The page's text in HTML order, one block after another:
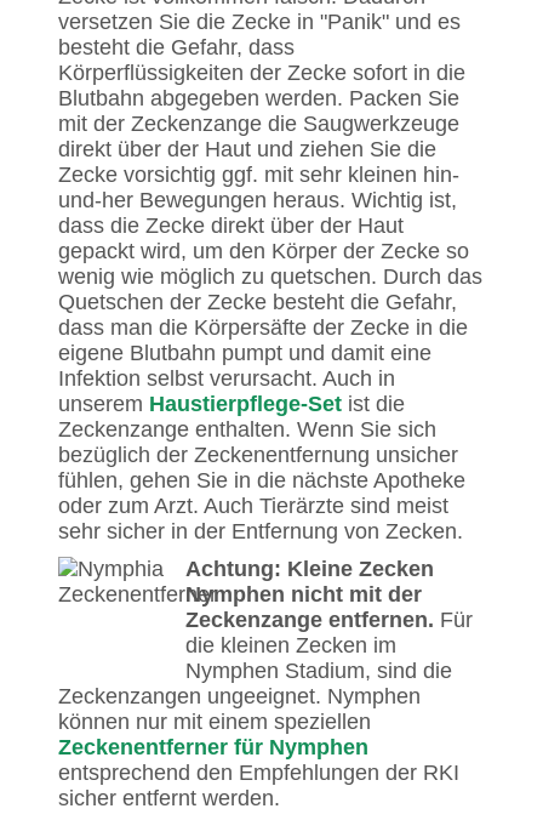
versetzen Sie die Zecke in "Panik" und es
besteht die Gefahr, dass
Körperflüssigkeiten der Zecke sofort in die
Blutbahn abgegeben werden. Packen Sie
mit der Zeckenzange die Saugwerkzeuge
direkt über der Haut und ziehen Sie die
Zecke vorsichtig ggf. mit sehr kleinen hin-
und-her Bewegungen heraus. Wichtig ist,
dass die Zecke direkt über der Haut
gepackt wird, um den Körper der Zecke so
wenig wie möglich zu quetschen. Durch das
Quetschen der Zecke besteht die Gefahr,
dass man die Körpersäfte der Zecke in die
eigene Blutbahn pumpt und damit eine
Infektion selbst verursacht. Auch in
unserem Haustierpflege-Set ist die
Zeckenzange enthalten. Wenn Sie sich
bezüglich der Zeckenentfernung unsicher
fühlen, gehen Sie in die nächste Apotheke
oder zum Arzt. Auch Tierärzte sind meist
sehr sicher in der Entfernung von Zecken.
Achtung: Kleine Zecken
Nymphen nicht mit der
Zeckenzange entfernen. Für
die kleinen Zecken im
Nymphen Stadium, sind die
Zeckenzangen ungeeignet. Nymphen
können nur mit einem speziellen
Zeckenentferner für Nymphen
entsprechend den Empfehlungen der RKI
sicher entfernt werden.